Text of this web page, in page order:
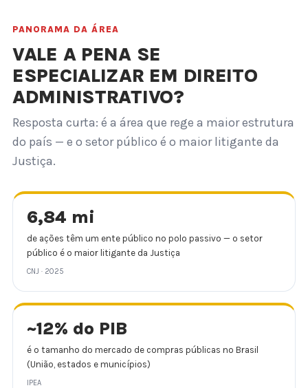
PANORAMA DA ÁREA
VALE A PENA SE
ESPECIALIZAR EM DIREITO
ADMINISTRATIVO?
Resposta curta: é a área que rege a maior estrutura
do país — e o setor público é o maior litigante da
Justiça.
6,84 mi
de ações têm um ente público no polo passivo — o setor
público é o maior litigante da Justiça
CNJ · 2025
~12% do PIB
é o tamanho do mercado de compras públicas no Brasil
(União, estados e municípios)
IPEA